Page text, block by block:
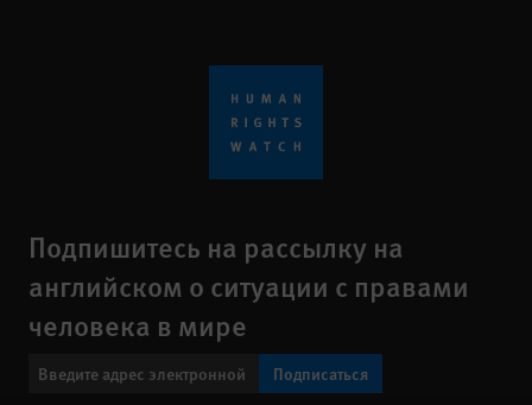
Подпишитесь на рассылку на
английском о ситуации с правами
человека в мире
Подписаться